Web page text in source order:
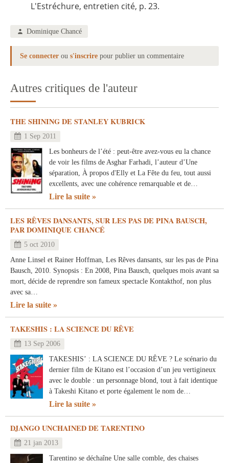
L'Estréchure, entretien cité, p. 23.
Dominique Chancé
Se connecter ou s'inscrire pour publier un commentaire
Autres critiques de l'auteur
THE SHINING DE STANLEY KUBRICK
1 Sep 2011
Les bonheurs de l’été : peut-être avez-vous eu la chance
de voir les films de Asghar Farhadi, l’auteur d’Une
séparation, À propos d'Elly et La Fête du feu, tout aussi
excellents, avec une cohérence remarquable et de…
Lire la suite
LES RÊVES DANSANTS, SUR LES PAS DE PINA BAUSCH,
PAR DOMINIQUE CHANCÉ
5 oct 2010
Anne Linsel et Rainer Hoffman, Les Rêves dansants, sur les pas de Pina
Bausch, 2010. Synopsis : En 2008, Pina Bausch, quelques mois avant sa
mort, décide de reprendre son fameux spectacle Kontakthof, non plus
avec sa…
Lire la suite
TAKESHIS : LA SCIENCE DU RÊVE
13 Sep 2006
TAKESHIS’ : LA SCIENCE DU RÊVE ? Le scénario du
dernier film de Kitano est l’occasion d’un jeu vertigineux
avec le double : un personnage blond, tout à fait identique
à Takeshi Kitano et porte également le nom de…
Lire la suite
DJANGO UNCHAINED DE TARENTINO
21 jan 2013
Tarentino se déchaîne Une salle comble, des chaises